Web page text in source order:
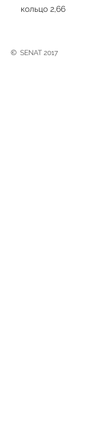
кольцо 2,66
© SENAT 2017